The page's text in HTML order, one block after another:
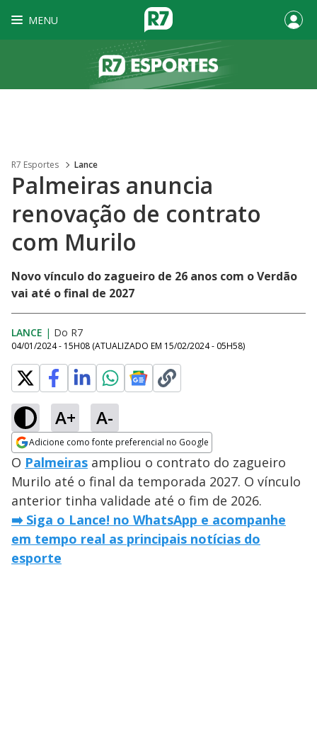
MENU
R7 Esportes Lance
Palmeiras anuncia
renovação de contrato
com Murilo
Novo vínculo do zagueiro de 26 anos com o Verdão
vai até o final de 2027
LANCE | Do R7
04/01/2024 - 15H08 (ATUALIZADO EM 15/02/2024 - 05H58)
A+ A-
Adicione como fonte preferencial no Google
Opens in new window
O Palmeiras ampliou o contrato do zagueiro
Murilo até o final da temporada 2027. O vínculo
anterior tinha validade até o fim de 2026.
➡️ Siga o Lance! no WhatsApp e acompanhe
em tempo real as principais notícias do
esporte